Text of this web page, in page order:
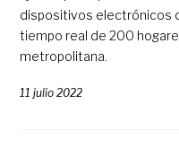
dispositivos electrónicos
tiempo real de 200
metropolitana.
11 julio 2022